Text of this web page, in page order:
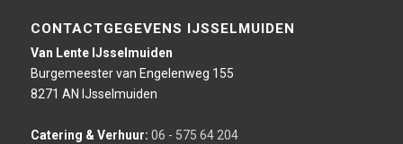
CONTACTGEGEVENS IJSSELMUIDEN
Van Lente IJsselmuiden
Burgemeester van Engelenweg 155
8271 AN IJsselmuiden
Catering & Verhuur: 06 - 575 64 204